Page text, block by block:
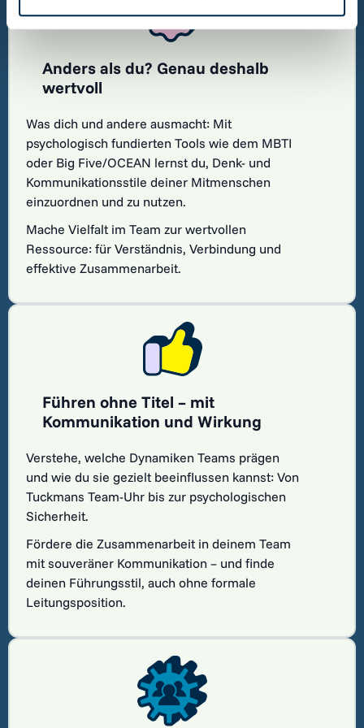
Anders als du? Genau deshalb
wertvoll
Was dich und andere ausmacht: Mit
psychologisch fundierten Tools wie dem MBTI
oder Big Five/OCEAN lernst du, Denk- und
Kommunikationsstile deiner Mitmenschen
einzuordnen und zu nutzen.
Mache Vielfalt im Team zur wertvollen
Ressource: für Verständnis, Verbindung und
effektive Zusammenarbeit.
Führen ohne Titel – mit
Kommunikation und Wirkung
Verstehe, welche Dynamiken Teams prägen
und wie du sie gezielt beeinflussen kannst: Von
Tuckmans Team-Uhr bis zur psychologischen
Sicherheit.
Fördere die Zusammenarbeit in deinem Team
mit souveräner Kommunikation – und finde
deinen Führungsstil, auch ohne formale
Leitungsposition.